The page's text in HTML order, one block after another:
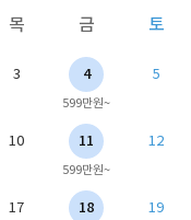
목 금 토
3 4
599만원~
5
10 11
599만원~
12
17 18 19